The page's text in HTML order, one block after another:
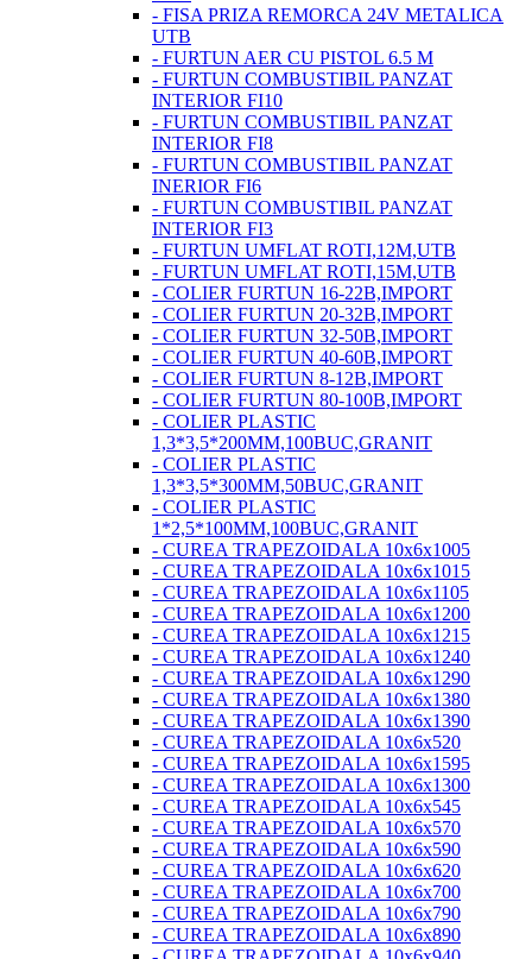
- FISA PRIZA REMORCA 24V METALICA
UTB
- FURTUN AER CU PISTOL 6.5 M
- FURTUN COMBUSTIBIL PANZAT
INTERIOR FI10
- FURTUN COMBUSTIBIL PANZAT
INTERIOR FI8
- FURTUN COMBUSTIBIL PANZAT
INERIOR FI6
- FURTUN COMBUSTIBIL PANZAT
INTERIOR FI3
- FURTUN UMFLAT ROTI,12M,UTB
- FURTUN UMFLAT ROTI,15M,UTB
- COLIER FURTUN 16-22B,IMPORT
- COLIER FURTUN 20-32B,IMPORT
- COLIER FURTUN 32-50B,IMPORT
- COLIER FURTUN 40-60B,IMPORT
- COLIER FURTUN 8-12B,IMPORT
- COLIER FURTUN 80-100B,IMPORT
- COLIER PLASTIC
1,3*3,5*200MM,100BUC,GRANIT
- COLIER PLASTIC
1,3*3,5*300MM,50BUC,GRANIT
- COLIER PLASTIC
1*2,5*100MM,100BUC,GRANIT
- CUREA TRAPEZOIDALA 10x6x1005
- CUREA TRAPEZOIDALA 10x6x1015
- CUREA TRAPEZOIDALA 10x6x1105
- CUREA TRAPEZOIDALA 10x6x1200
- CUREA TRAPEZOIDALA 10x6x1215
- CUREA TRAPEZOIDALA 10x6x1240
- CUREA TRAPEZOIDALA 10x6x1290
- CUREA TRAPEZOIDALA 10x6x1380
- CUREA TRAPEZOIDALA 10x6x1390
- CUREA TRAPEZOIDALA 10x6x520
- CUREA TRAPEZOIDALA 10x6x1595
- CUREA TRAPEZOIDALA 10x6x1300
- CUREA TRAPEZOIDALA 10x6x545
- CUREA TRAPEZOIDALA 10x6x570
- CUREA TRAPEZOIDALA 10x6x590
- CUREA TRAPEZOIDALA 10x6x620
- CUREA TRAPEZOIDALA 10x6x700
- CUREA TRAPEZOIDALA 10x6x790
- CUREA TRAPEZOIDALA 10x6x890